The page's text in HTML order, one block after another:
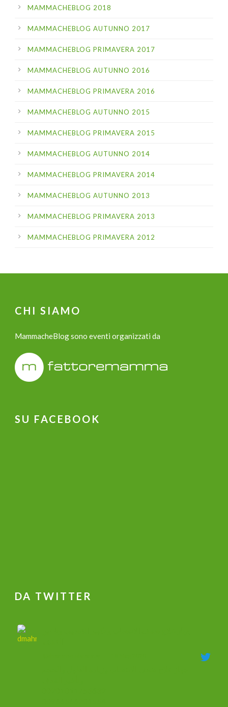
MAMMACHEBLOG 2018
MAMMACHEBLOG AUTUNNO 2017
MAMMACHEBLOG PRIMAVERA 2017
MAMMACHEBLOG AUTUNNO 2016
MAMMACHEBLOG PRIMAVERA 2016
MAMMACHEBLOG AUTUNNO 2015
MAMMACHEBLOG PRIMAVERA 2015
MAMMACHEBLOG AUTUNNO 2014
MAMMACHEBLOG PRIMAVERA 2014
MAMMACHEBLOG AUTUNNO 2013
MAMMACHEBLOG PRIMAVERA 2013
MAMMACHEBLOG PRIMAVERA 2012
CHI SIAMO
MammacheBlog sono eventi organizzati da
SU FACEBOOK
DA TWITTER